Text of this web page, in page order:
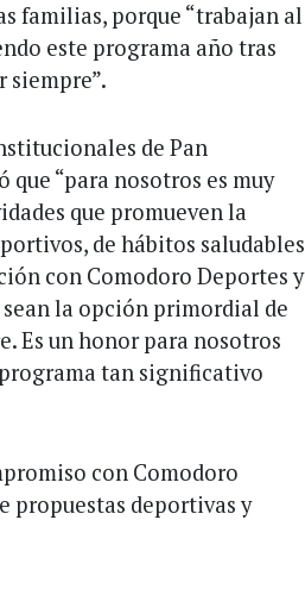
familias, porque “trabajan al
este programa año tras
siempre”.
de Pan
que “para nosotros es muy
que promueven la
de hábitos saludables
con Comodoro Deportes y
la opción primordial de
Es un honor para nosotros
tan significativo
con Comodoro
propuestas deportivas y